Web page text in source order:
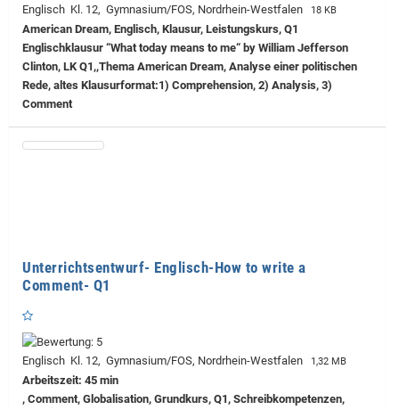
Englisch Kl. 12, Gymnasium/FOS, Nordrhein-Westfalen 18 KB
American Dream, Englisch, Klausur, Leistungskurs, Q1
Englischklausur “What today means to me“ by William Jefferson
Clinton, LK Q1,,Thema American Dream, Analyse einer politischen
Rede, altes Klausurformat:1) Comprehension, 2) Analysis, 3)
Comment
Unterrichtsentwurf- Englisch-How to write a
Comment- Q1
Englisch Kl. 12, Gymnasium/FOS, Nordrhein-Westfalen 1,32 MB
Arbeitszeit: 45 min
, Comment, Globalisation, Grundkurs, Q1, Schreibkompetenzen,